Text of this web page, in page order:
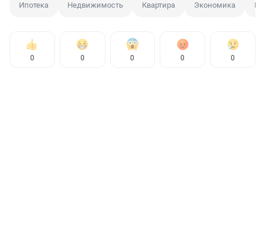
Ипотека Недвижимость Квартира Экономика
0 0 0 0 0